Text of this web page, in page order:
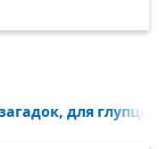
для глупца